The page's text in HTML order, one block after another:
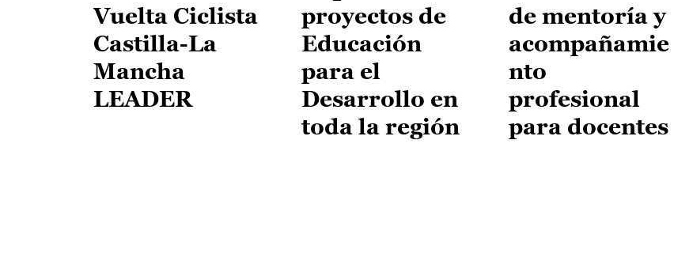
Vuelta Ciclista
Castilla-La
Mancha
LEADER
proyectos de
Educación
para el
Desarrollo en
toda la región
de mentoría y
acompañamie
nto
profesional
para docentes